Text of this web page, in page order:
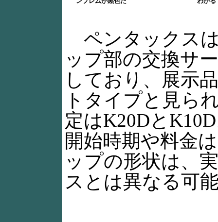
ペンタックス
ップ部の交換サ
しており、展示
トタイプと見ら
定はK20Dと
開始時期や料金
ップの形状は、
スとは異なる可